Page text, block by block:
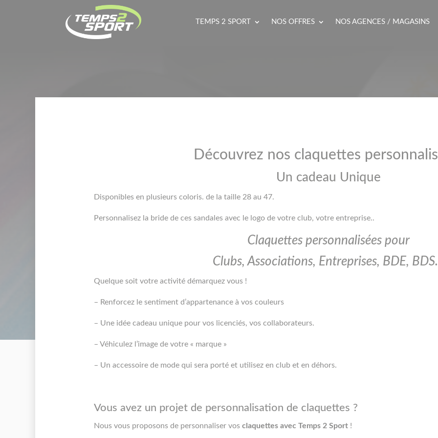
TEMPS 2 SPORT NOS OFFRES NOS AGENCES / MAGASINS
Découvrez nos claquettes
Un cadeau Unique
Disponibles en plusieurs coloris. de la taille 28 au 47.
Personnalisez la bride de ces sandales avec le logo de votre club, votre entreprise..
Claquettes personnalisées pour
Clubs, Associations, Entreprises, BDE,
Quelque soit votre activité démarquez vous !
– Renforcez le sentiment d’appartenance à vos couleurs
– Une idée cadeau unique pour vos licenciés, vos collaborateurs.
– Véhiculez l’image de votre « marque »
– Un accessoire de mode qui sera porté et utilisez en club et en déhors.
Vous avez un projet de personnalisation de claquettes ?
Nous vous proposons de personnaliser vos claquettes avec Temps 2 Sport !